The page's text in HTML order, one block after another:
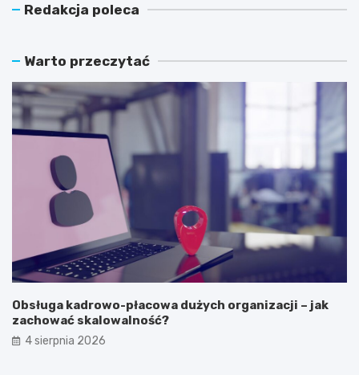
Redakcja poleca
Warto przeczytać
Obsługa kadrowo-płacowa dużych organizacji – jak
zachować skalowalność?
4 sierpnia 2026